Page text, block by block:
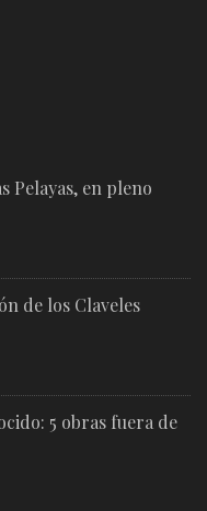
Pelayas, en pleno
de los Claveles
5 obras fuera de